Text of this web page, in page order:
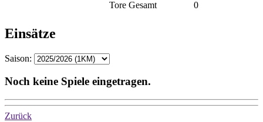
Tore Gesamt
0
Einsätze
Saison:
Noch keine Spiele eingetragen.
Zurück